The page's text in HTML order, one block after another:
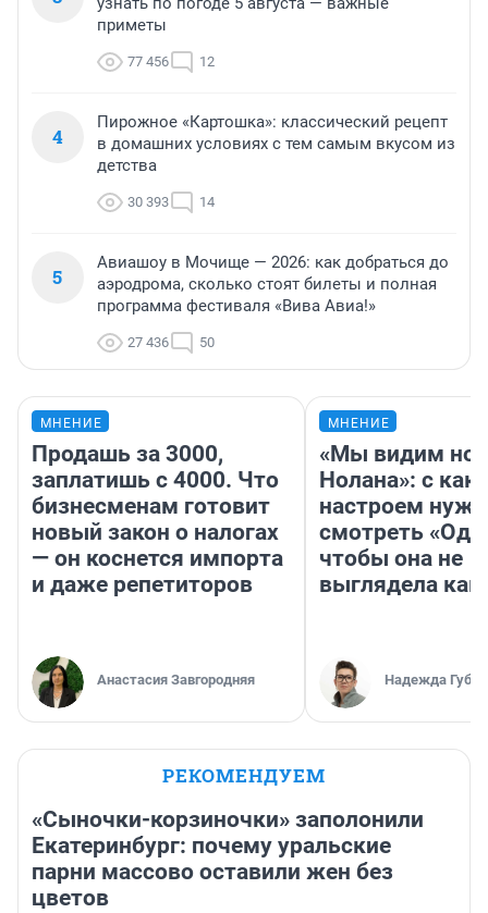
приметы
77 456 12
4
Пирожное «Картошка»: классический рецепт
в домашних условиях с тем самым вкусом из
детства
30 393 14
5
Авиашоу в Мочище — 2026: как добраться до
аэродрома, сколько стоят билеты и полная
программа фестиваля «Вива Авиа!»
27 436 50
МНЕНИЕ
Продашь за 3000,
заплатишь с 4000. Что
бизнесменам готовит
новый закон о налогах
— он коснется импорта
и даже репетиторов
Анастасия Завгородняя
МНЕНИЕ
«Мы видим
Нолана»: с
настроем
смотреть
чтобы она не
выглядела как
Надежда
РЕКОМЕНДУЕМ
«Сыночки-корзиночки» заполонили
Екатеринбург: почему уральские
парни массово оставили жен без
цветов